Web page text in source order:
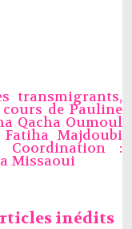
transmigrants,
de Pauline
Qacha Oumoul
Majdoubi
Coordination :
Missaoui
inédits